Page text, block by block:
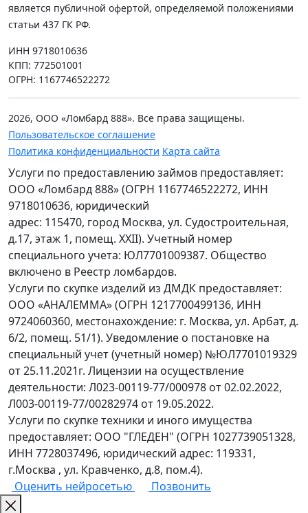
является публичной офертой, определяемой положениями
статьи 437 ГК РФ.
ИНН 9718010636
КПП: 772501001
ОГРН: 1167746522272
2026, ООО «Ломбард 888». Все права защищены.
Пользовательское соглашение
Политика конфиденциальности Карта сайта
Услуги по предоставлению займов предоставляет:
ООО «Ломбард 888» (ОГРН 1167746522272, ИНН
9718010636, юридический
адрес: 115470, город Москва, ул. Судостроительная,
д.17, этаж 1, помещ. XXII). Учетный номер
специального учета: ЮЛ7701009387. Общество
включено в Реестр ломбардов.
Услуги по скупке изделий из ДМДК предоставляет:
ООО «АНАЛЕММА» (ОГРН 1217700499136, ИНН
9724060360, местонахождение: г. Москва, ул. Арбат, д.
6/2, помещ. 51/1). Уведомление о постановке на
специальный учет (учетный номер) №ЮЛ7701019329
от 25.11.2021г. Лицензии на осуществление
деятельности: Л023-00119-77/000978 от 02.02.2022,
Л003-00119-77/00282974 от 19.05.2022.
Услуги по скупке техники и иного имущества
предоставляет: ООО "ГЛЕДЕН" (ОГРН 1027739051328,
ИНН 7728037496, юридический адрес: 119331,
г.Москва , ул. Кравченко, д.8, пом.4).
Оценить нейросетью
Позвонить